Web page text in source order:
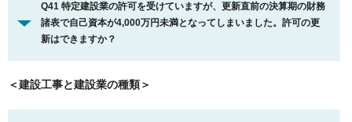
Q41 特定建設業の許可を受けていますが、更新直前の決算期の財務
諸表で自己資本が4,000万円未満となってしまいました。許可の更
新はできますか？
＜建設工事と建設業の種類＞